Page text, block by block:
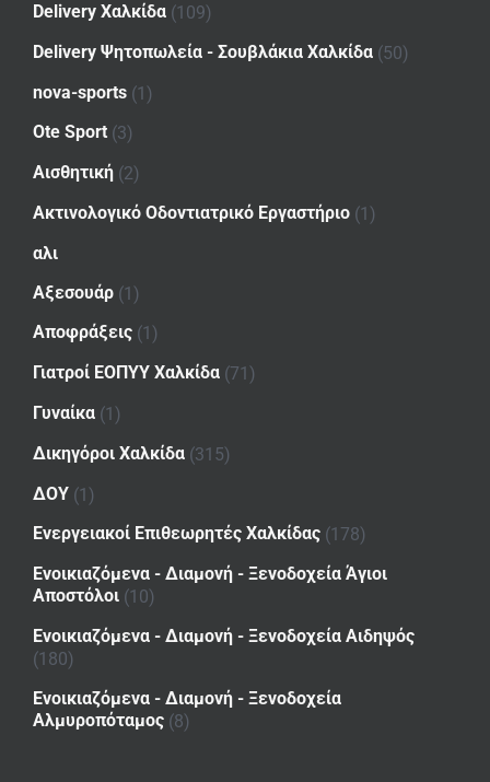
Delivery Χαλκίδα (109)
Delivery Ψητοπωλεία - Σουβλάκια Χαλκίδα (50)
nova-sports (1)
Ote Sport (3)
Αισθητική (2)
Ακτινολογικό Οδοντιατρικό Εργαστήριο (1)
αλι
Αξεσουάρ (1)
Αποφράξεις (1)
Γιατροί ΕΟΠΥΥ Χαλκίδα (71)
Γυναίκα (1)
Δικηγόροι Χαλκίδα (315)
ΔΟΥ (1)
Ενεργειακοί Επιθεωρητές Χαλκίδας (178)
Ενοικιαζόμενα - Διαμονή - Ξενοδοχεία Άγιοι
Αποστόλοι (10)
Ενοικιαζόμενα - Διαμονή - Ξενοδοχεία Αιδηψός
(180)
Ενοικιαζόμενα - Διαμονή - Ξενοδοχεία
Αλμυροπόταμος (8)